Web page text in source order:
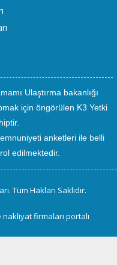
Ulaştırma bakanlığı
için öngörülen K3 Yetki
anketleri ile belli
edilmektedir.
Tüm Hakları Saklıdır.
firmaları portalı